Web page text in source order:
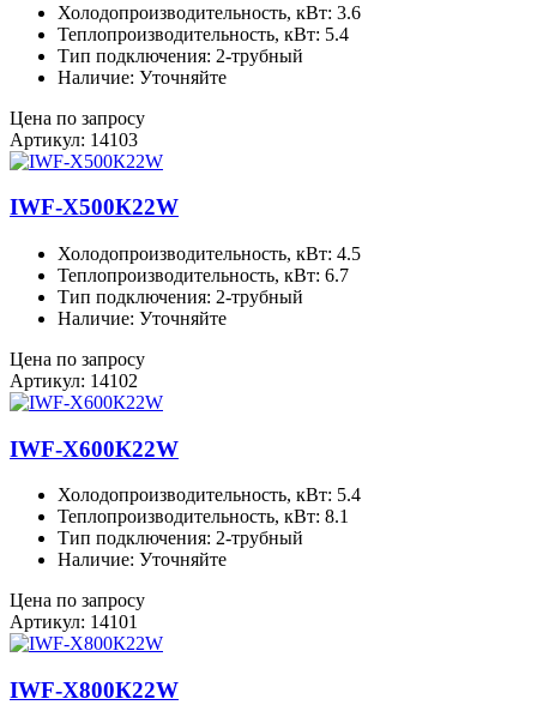
Холодопроизводительность, кВт: 3.6
Теплопроизводительность, кВт: 5.4
Тип подключения: 2-трубный
Наличие: Уточняйте
Цена по запросу
Артикул: 14103
IWF-X500К22W
Холодопроизводительность, кВт: 4.5
Теплопроизводительность, кВт: 6.7
Тип подключения: 2-трубный
Наличие: Уточняйте
Цена по запросу
Артикул: 14102
IWF-X600К22W
Холодопроизводительность, кВт: 5.4
Теплопроизводительность, кВт: 8.1
Тип подключения: 2-трубный
Наличие: Уточняйте
Цена по запросу
Артикул: 14101
IWF-X800К22W